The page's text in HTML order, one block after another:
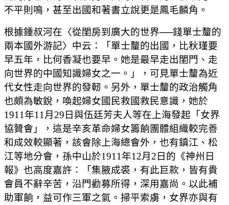
不平則鳴，甚至出國和著書立說更是鳳毛麟角。
根據鍾叔河在〈從閨房到廣大的世界──錢單士釐的
兩本國外游記〉中云：「單士釐的出國，比秋瑾要
早五年，比何香凝也要早。她是最早走出閨門、走
向世界的中國知識婦女之一。」，可見單士釐為近
代女性走向世界的發軔。另外，單士釐的政治觸角
也頗為敏銳，喚起婦女國民救國救民意識，她於
1911年11月29日與伍廷芳夫人等在上海發起「女界
協贊會」，這是辛亥革命婦女籌餉團體組織較完善
和成效較顯著，該會除上海總會外，也有鎮江、松
江等地分會，孫中山於1911年12月2日的《神州日
報》也高度嘉許：「集腋成裘，有此巨款，皆有貴
會員不辭辛苦，沿門勸募所得，深用嘉尚。以此補
助軍餉，益可作三軍之氣。掃平索虜，女界亦與有